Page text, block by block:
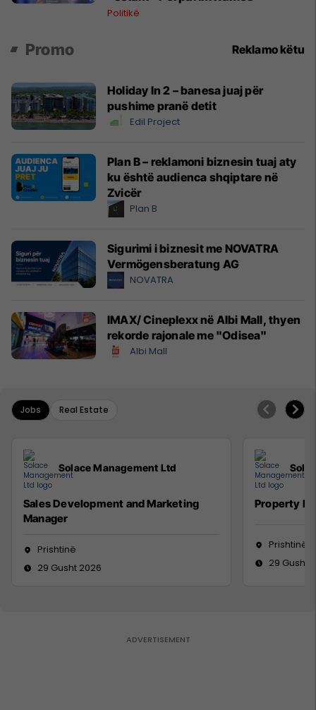
Politikë
Promo Reklamo këtu
Holiday In 2 – banesa juaj për
pushime pranë detit
Edil Project
Plan B – reklamoni biznesin tuaj aty
ku është audienca shqiptare në
Zvicër
Plan B
Sigurimi i biznesit me NOVATRA
Vermögensberatung AG
NOVATRA
IMAX/ Cineplexx në Albi Mall, thyen
rekorde rajonale me "Odisea"
Albi Mall
Jobs Real Estate
Solace Management Ltd
Sales Development and Marketing
Manager
Prishtinë
29 Gusht 2026
Property
Prishtinë
29 Gusht